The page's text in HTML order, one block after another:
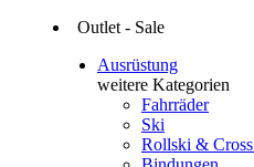
Outlet - Sale
Ausrüstung
weitere Kategorien
Fahrräder
Ski
Rollski & Cross